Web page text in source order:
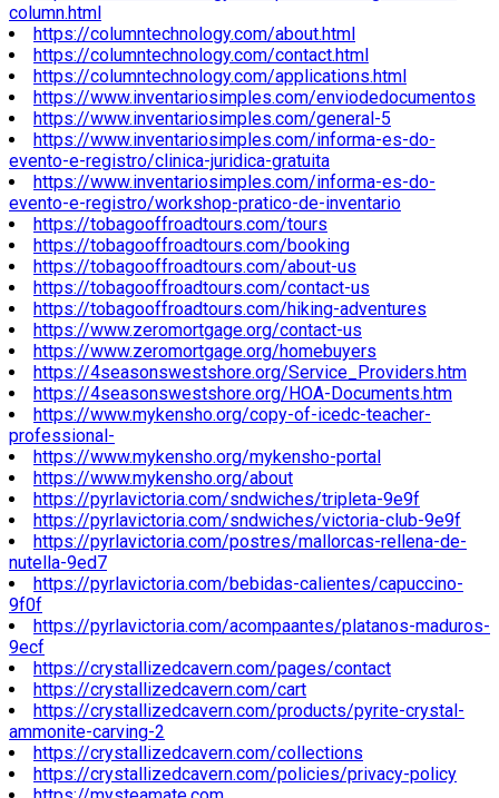
column.html
https://columntechnology.com/about.html
https://columntechnology.com/contact.html
https://columntechnology.com/applications.html
https://www.inventariosimples.com/enviodedocumentos
https://www.inventariosimples.com/general-5
https://www.inventariosimples.com/informa-es-do-
evento-e-registro/clinica-juridica-gratuita
https://www.inventariosimples.com/informa-es-do-
evento-e-registro/workshop-pratico-de-inventario
https://tobagooffroadtours.com/tours
https://tobagooffroadtours.com/booking
https://tobagooffroadtours.com/about-us
https://tobagooffroadtours.com/contact-us
https://tobagooffroadtours.com/hiking-adventures
https://www.zeromortgage.org/contact-us
https://www.zeromortgage.org/homebuyers
https://4seasonswestshore.org/Service_Providers.htm
https://4seasonswestshore.org/HOA-Documents.htm
https://www.mykensho.org/copy-of-icedc-teacher-
professional-
https://www.mykensho.org/mykensho-portal
https://www.mykensho.org/about
https://pyrlavictoria.com/sndwiches/tripleta-9e9f
https://pyrlavictoria.com/sndwiches/victoria-club-9e9f
https://pyrlavictoria.com/postres/mallorcas-rellena-de-
nutella-9ed7
https://pyrlavictoria.com/bebidas-calientes/capuccino-
9f0f
https://pyrlavictoria.com/acompaantes/platanos-maduros-
9ecf
https://crystallizedcavern.com/pages/contact
https://crystallizedcavern.com/cart
https://crystallizedcavern.com/products/pyrite-crystal-
ammonite-carving-2
https://crystallizedcavern.com/collections
https://crystallizedcavern.com/policies/privacy-policy